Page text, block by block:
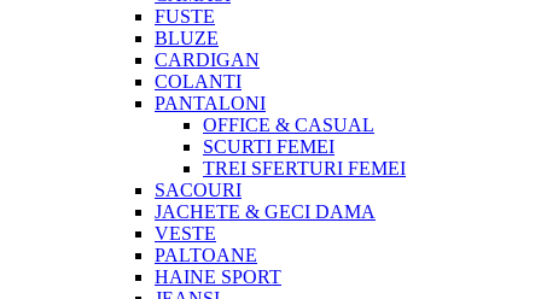
FUSTE
BLUZE
CARDIGAN
COLANTI
PANTALONI
OFFICE & CASUAL
SCURTI FEMEI
TREI SFERTURI FEMEI
SACOURI
JACHETE & GECI DAMA
VESTE
PALTOANE
HAINE SPORT